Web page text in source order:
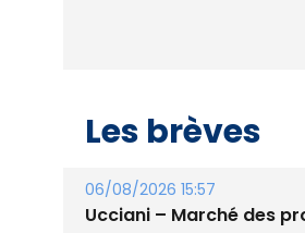
Les brèves
06/08/2026 15:57
Ucciani – Marché des